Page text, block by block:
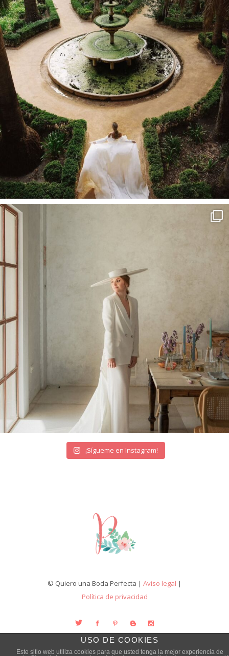
¡Sígueme en Instagram!
© Quiero una Boda Perfecta | Aviso legal |
Política de privacidad
USO DE COOKIES
Este sitio web utiliza cookies para que usted tenga la mejor experiencia de